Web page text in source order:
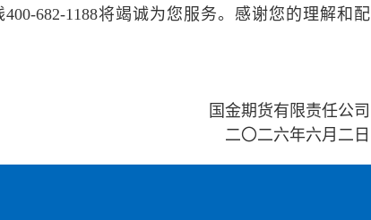
682-1188将竭诚为您服务。感谢您的理解和配
国金期货有限责任公司
二〇二六年六月二日